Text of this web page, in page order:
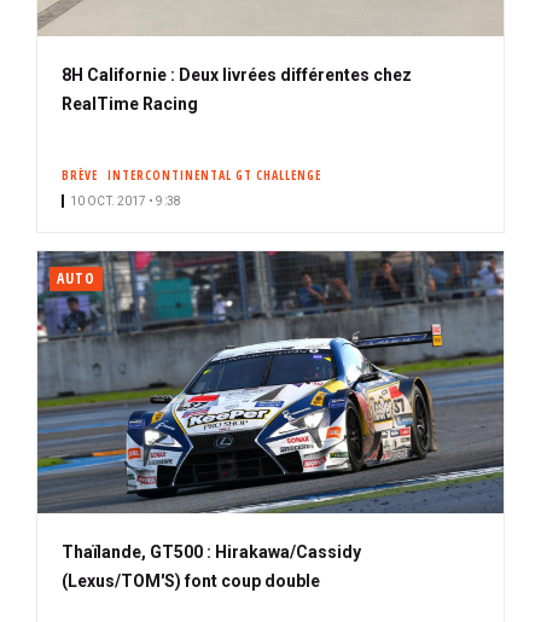
8H Californie : Deux livrées différentes chez
RealTime Racing
BRÈVE INTERCONTINENTAL GT CHALLENGE
10 OCT. 2017 • 9:38
AUTO
Thaïlande, GT500 : Hirakawa/Cassidy
(Lexus/TOM'S) font coup double